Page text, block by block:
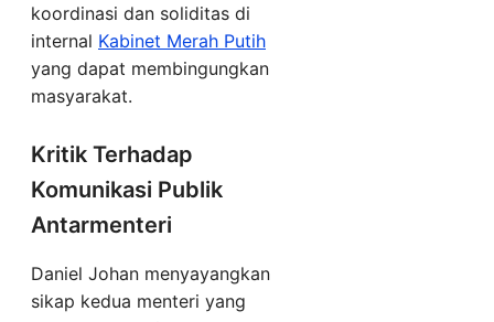
koordinasi dan soliditas di
internal Kabinet Merah Putih
yang dapat membingungkan
masyarakat.
Kritik Terhadap
Komunikasi Publik
Antarmenteri
Daniel Johan menyayangkan
sikap kedua menteri yang